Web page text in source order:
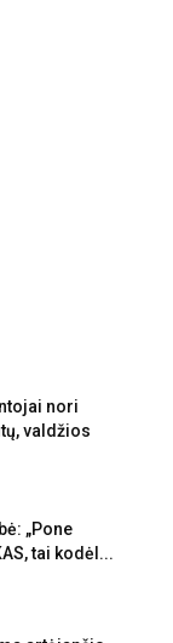
nori
valdžios
„Pone
tai kodėl...